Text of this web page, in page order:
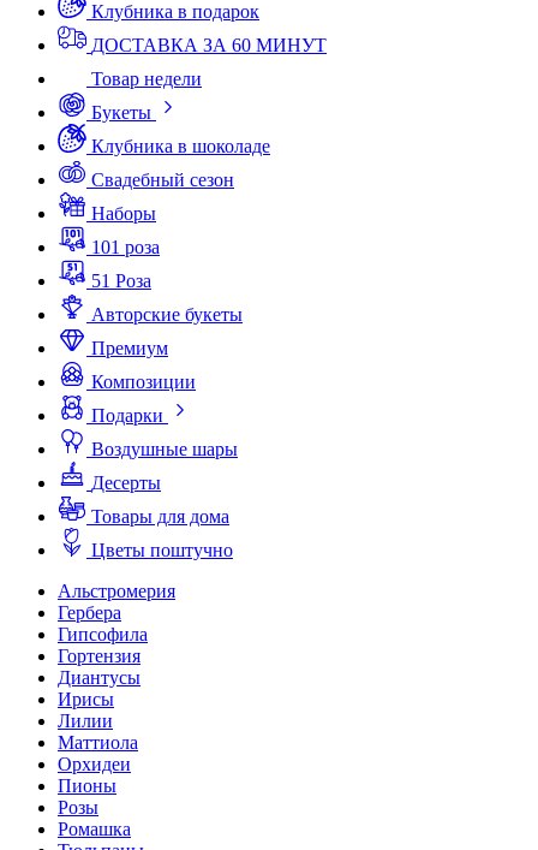
Клубника в подарок
ДОСТАВКА ЗА 60 МИНУТ
Товар недели
Букеты
Клубника в шоколаде
Свадебный сезон
Наборы
101 роза
51 Роза
Авторские букеты
Премиум
Композиции
Подарки
Воздушные шары
Десерты
Товары для дома
Цветы поштучно
Альстромерия
Гербера
Гипсофила
Гортензия
Диантусы
Ирисы
Лилии
Маттиола
Орхидеи
Пионы
Розы
Ромашка